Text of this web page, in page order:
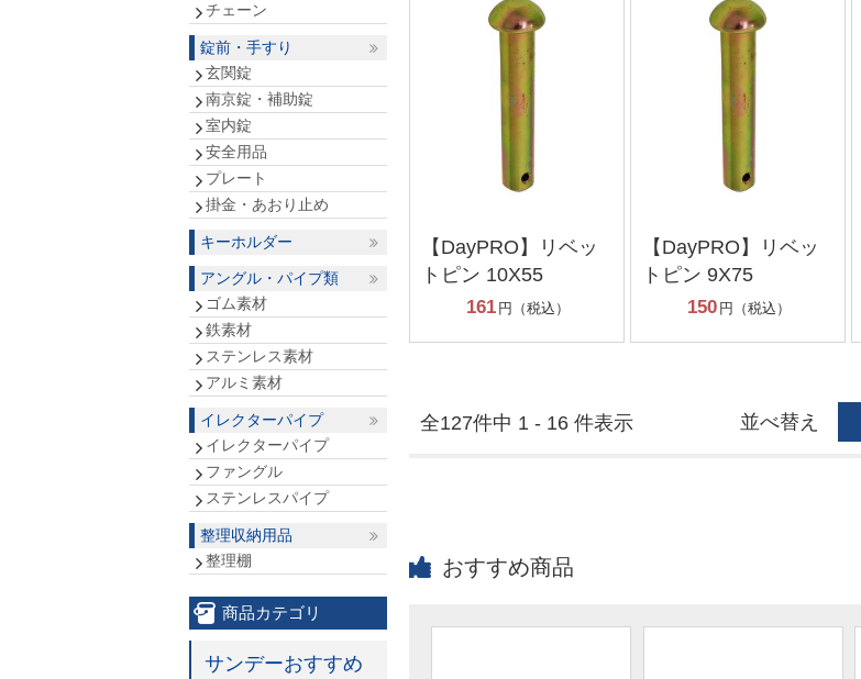
【DayPRO】リベッ
トピン 10X55
161 円（税込）
【DayPRO】リベッ
トピン 9X75
150 円（税込）
全127件中 1 - 16 件表示 並べ替え
チェーン
錠前・手すり
玄関錠
南京錠・補助錠
室内錠
安全用品
プレート
掛金・あおり止め
キーホルダー
アングル・パイプ類
ゴム素材
鉄素材
ステンレス素材
アルミ素材
イレクターパイプ
イレクターパイプ
ファングル
ステンレスパイプ
整理収納用品
整理棚
商品カテゴリ
サンデーおすすめ
おすすめ商品